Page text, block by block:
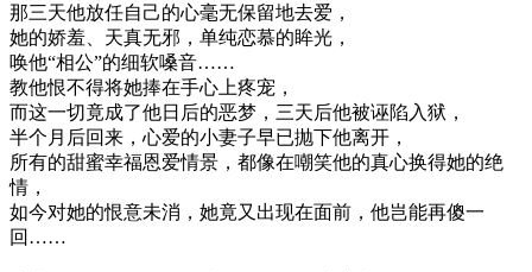
那三天他放任自己的心毫无保留地去爱，
她的娇羞、天真无邪，单纯恋慕的眸光，
唤他“相公”的细软嗓音……
教他恨不得将她捧在手心上疼宠，
而这一切竟成了他日后的恶梦，三天后他被诬陷入狱，
半个月后回来，心爱的小妻子早已抛下他离开，
所有的甜蜜幸福恩爱情景，都像在嘲笑他的真心换得她的绝
情，
如今对她的恨意未消，她竟又出现在面前，他岂能再傻一
回……